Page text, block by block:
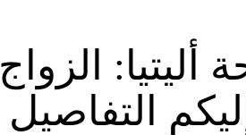
الزواج
التفاصيل